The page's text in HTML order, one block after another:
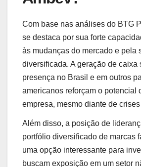
Com base nas análises do BTG
se destaca por sua forte
às mudanças do mercado e pela
diversificada. A geração de caixa
presença no Brasil e em outros
americanos reforçam o potencial
empresa, mesmo diante de
Além disso, a posição de
portfólio diversificado de marcas
uma opção interessante para
buscam exposição em um setor